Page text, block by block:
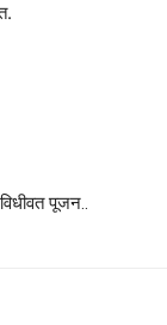
विधीवत पूजन..